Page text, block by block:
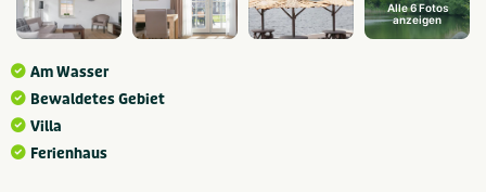
Alle 6 Fotos
anzeigen
Am Wasser
Bewaldetes Gebiet
Villa
Ferienhaus